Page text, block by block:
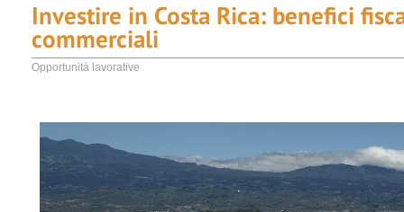
Investire in Costa Rica: benefici
commerciali
Opportunità lavorative